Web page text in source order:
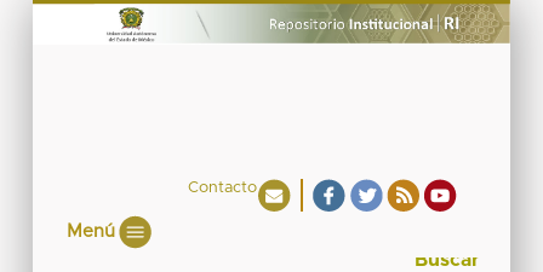
Contacto
Menú
Buscar